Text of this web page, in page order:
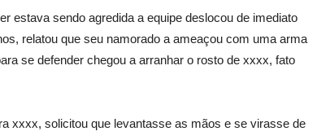
estava sendo agredida a equipe deslocou de imediato
relatou que seu namorado a ameaçou com uma arma
se defender chegou a arranhar o rosto de xxxx, fato
xxxx, solicitou que levantasse as mãos e se virasse de